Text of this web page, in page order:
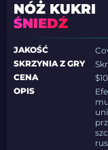
NÓŻ KUKRI
ŚNIEDŹ
JAKOŚĆ
SKRZYNIA Z GRY
CENA
OPIS